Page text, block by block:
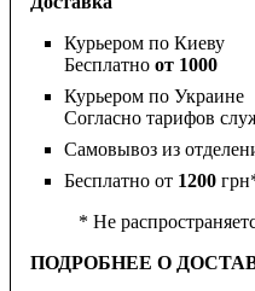
Курьером по Киеву
Бесплатно от 1000
Курьером по Украине
Согласно тарифов
Самовывоз из
Бесплатно от 1200
* Не
ПОДРОБНЕЕ О